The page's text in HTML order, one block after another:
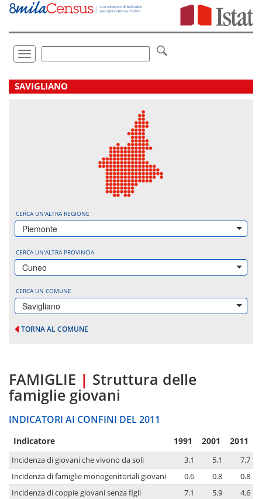
Vai
direttamente
Toggle
navigation
.
SAVIGLIANO
CERCA UN'ALTRA REGIONE
Piemonte
CERCA UN'ALTRA PROVINCIA
Cuneo
CERCA UN COMUNE
Savigliano
TORNA AL COMUNE
FAMIGLIE | Struttura delle
famiglie giovani
INDICATORI AI CONFINI DEL 2011
Indicatore 1991 2001 2011
Incidenza di giovani che vivono da soli 3.1 5.1
7.7
Incidenza di famiglie monogenitoriali giovani
0.6 0.8
0.8
Incidenza di coppie giovani senza figli
7.1 5.9
4.6